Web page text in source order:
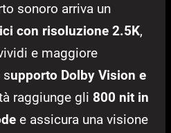
sonoro arriva un
con risoluzione 2.5K,
e maggiore
supporto Dolby Vision e
raggiunge gli 800 nit in
e assicura una visione